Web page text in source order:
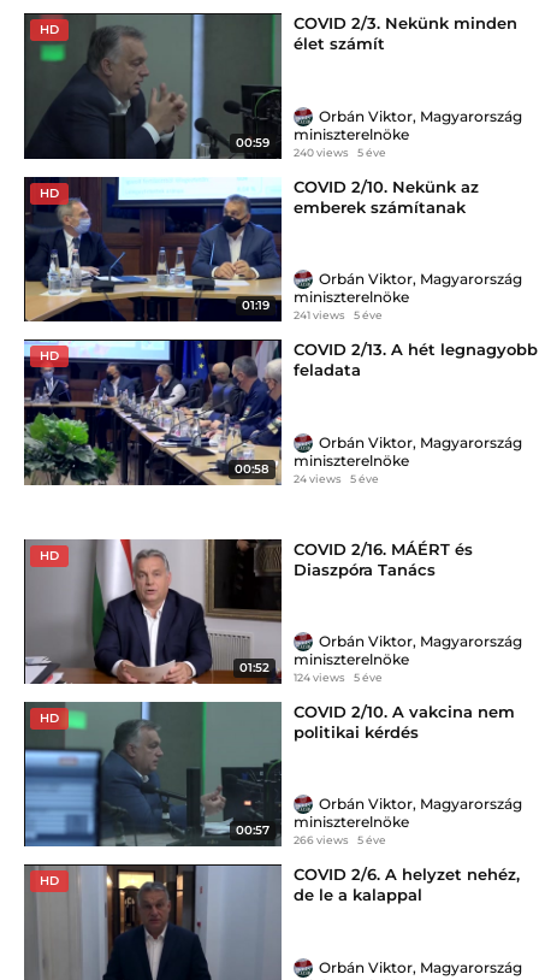
HD
00:59
COVID 2/3. Nekünk minden
élet számít
Orbán Viktor, Magyarország
miniszterelnöke
240 views 5 éve
HD
01:19
COVID 2/10. Nekünk az
emberek számítanak
Orbán Viktor, Magyarország
miniszterelnöke
241 views 5 éve
HD
00:58
COVID 2/13. A hét legnagyobb
feladata
Orbán Viktor, Magyarország
miniszterelnöke
24 views 5 éve
HD
01:52
COVID 2/16. MÁÉRT és
Diaszpóra Tanács
Orbán Viktor, Magyarország
miniszterelnöke
124 views 5 éve
HD
00:57
COVID 2/10. A vakcina nem
politikai kérdés
Orbán Viktor, Magyarország
miniszterelnöke
266 views 5 éve
HD
COVID 2/6. A helyzet nehéz,
de le a kalappal
Orbán Viktor, Magyarország